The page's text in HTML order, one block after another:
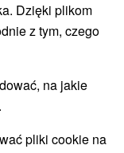
Dzięki plikom
z tym, czego
na jakie
pliki cookie na